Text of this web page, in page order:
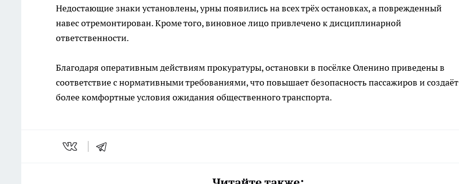
Недостающие знаки установлены, урны появились на всех трёх остановках, а поврежденный
навес отремонтирован. Кроме того, виновное лицо привлечено к дисциплинарной
ответственности.
Благодаря оперативным действиям прокуратуры, остановки в посёлке Оленино приведены в
соответствие с нормативными требованиями, что повышает безопасность пассажиров и создаёт
более комфортные условия ожидания общественного транспорта.